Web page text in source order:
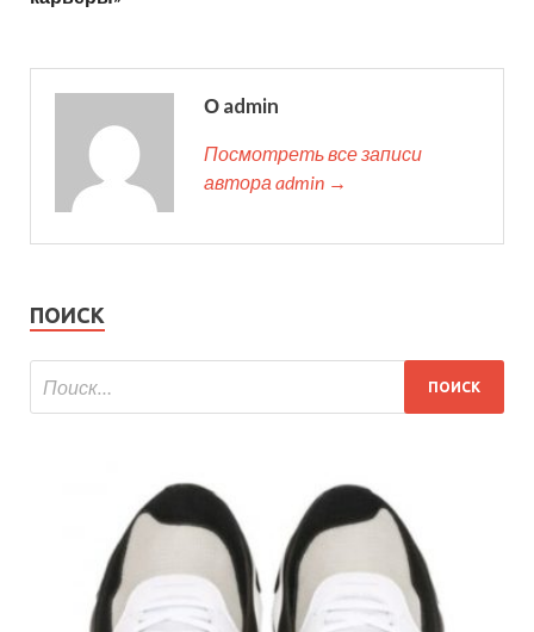
О admin
Посмотреть все записи
автора admin →
ПОИСК